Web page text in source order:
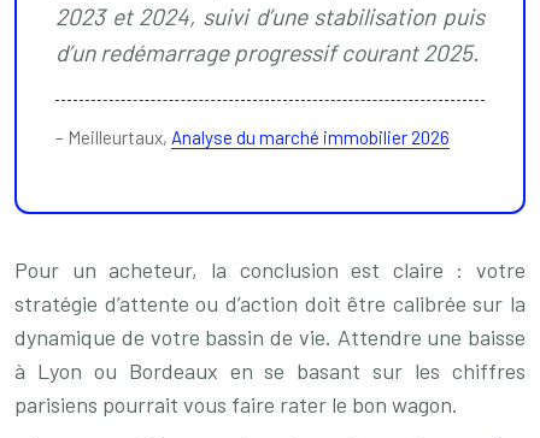
2023 et 2024, suivi d’une stabilisation puis
d’un redémarrage progressif courant 2025.
– Meilleurtaux, Analyse du marché immobilier 2026
Pour un acheteur, la conclusion est claire : votre
stratégie d’attente ou d’action doit être calibrée sur la
dynamique de votre bassin de vie. Attendre une baisse
à Lyon ou Bordeaux en se basant sur les chiffres
parisiens pourrait vous faire rater le bon wagon.